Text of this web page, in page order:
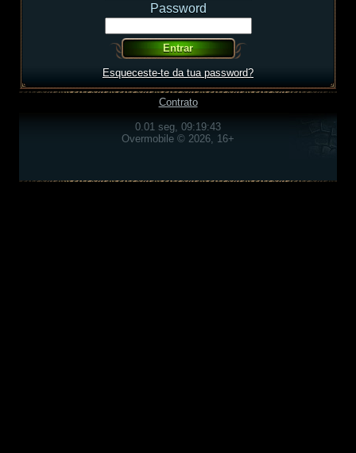
Password
Esqueceste-te da tua password?
Contrato
0.01 seg, 09:19:43
Overmobile © 2026, 16+